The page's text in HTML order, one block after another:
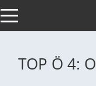
Toggle navigation
TOP Ö 4: